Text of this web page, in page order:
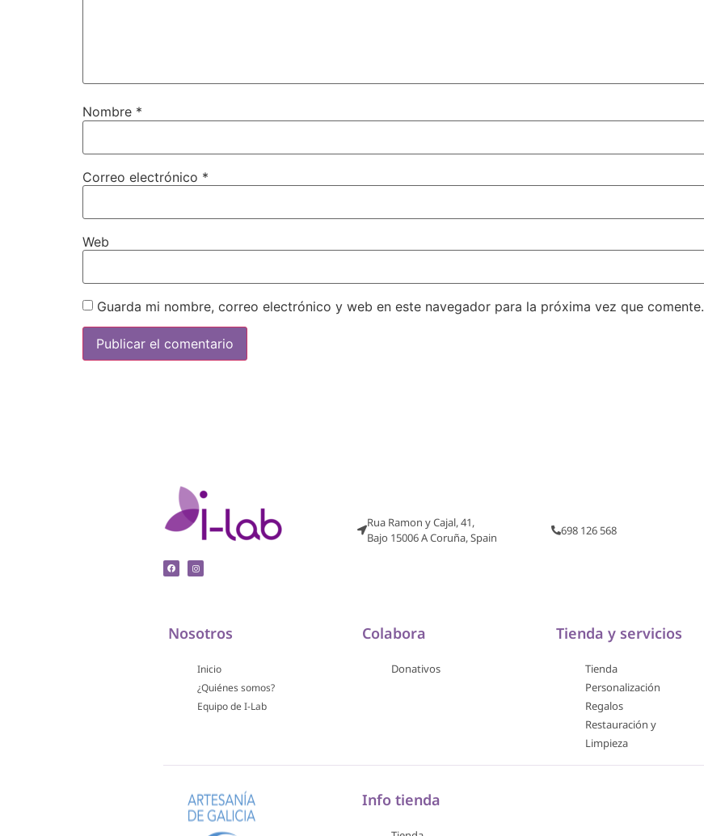
Nombre *
Correo electrónico *
Web
Guarda mi nombre, correo electrónico y web en este navegador para la próxima vez que comente.
Rua Ramon y Cajal, 41,
Bajo 15006 A Coruña, Spain
698 126 568
Nosotros
Inicio
¿Quiénes somos?
Equipo de I-Lab
Colabora
Donativos
Tienda y servicios
Tienda
Personalización
Regalos
Restauración y
Limpieza
Info tienda